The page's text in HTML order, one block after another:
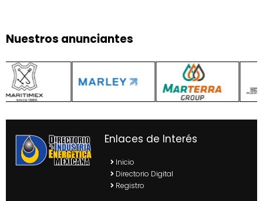
Nuestros anunciantes
Enlaces de Interés
Inicio
Directorio Digital
Registro